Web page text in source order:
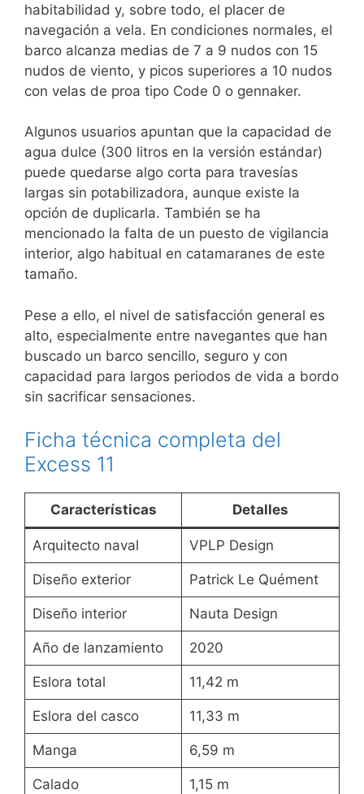
habitabilidad y, sobre todo, el placer de
navegación a vela. En condiciones normales, el
barco alcanza medias de 7 a 9 nudos con 15
nudos de viento, y picos superiores a 10 nudos
con velas de proa tipo Code 0 o gennaker.
Algunos usuarios apuntan que la capacidad de
agua dulce (300 litros en la versión estándar)
puede quedarse algo corta para travesías
largas sin potabilizadora, aunque existe la
opción de duplicarla. También se ha
mencionado la falta de un puesto de vigilancia
interior, algo habitual en catamaranes de este
tamaño.
Pese a ello, el nivel de satisfacción general es
alto, especialmente entre navegantes que han
buscado un barco sencillo, seguro y con
capacidad para largos periodos de vida a bordo
sin sacrificar sensaciones.
Ficha técnica completa del
Excess 11
Características Detalles
Arquitecto naval VPLP Design
Diseño exterior Patrick Le Quément
Diseño interior Nauta Design
Año de lanzamiento 2020
Eslora total 11,42 m
Eslora del casco 11,33 m
Manga 6,59 m
Calado 1,15 m